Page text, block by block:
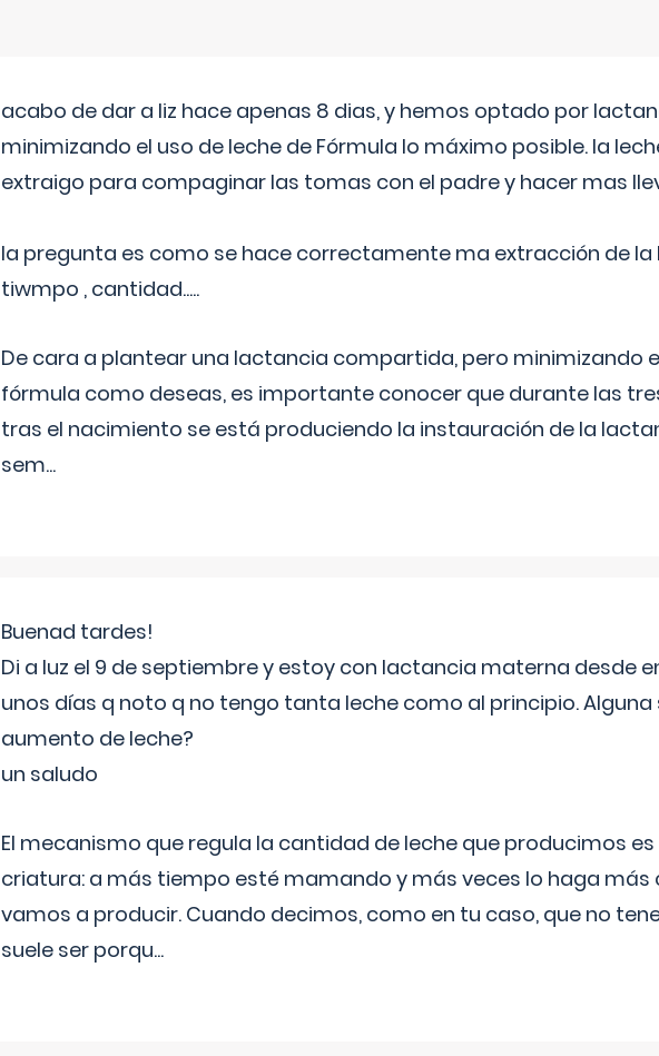
acabo de dar a liz hace apenas 8 dias, y hemos optado por
minimizando el uso de leche de Fórmula lo máximo posible. la
extraigo para compaginar las tomas con el padre y hacer mas
la pregunta es como se hace correctamente ma extracción de la
tiwmpo , cantidad.....
De cara a plantear una lactancia compartida, pero minimizando
fórmula como deseas, es importante conocer que durante las
tras el nacimiento se está produciendo la instauración de la
sem...
Buenad tardes!
Di a luz el 9 de septiembre y estoy con lactancia materna desde
unos días q noto q no tengo tanta leche como al principio. Alguna
aumento de leche?
un saludo
El mecanismo que regula la cantidad de leche que producimos
criatura: a más tiempo esté mamando y más veces lo haga más
vamos a producir. Cuando decimos, como en tu caso, que no
suele ser porqu...